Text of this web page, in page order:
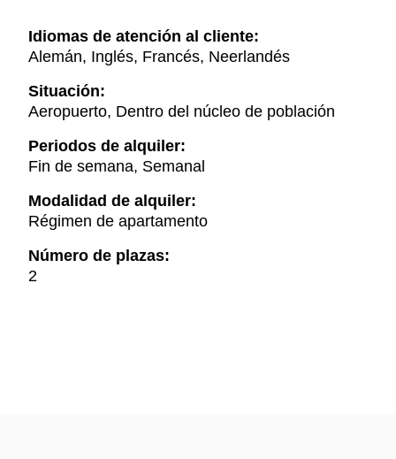
Idiomas de atención al cliente:
Alemán, Inglés, Francés, Neerlandés
Situación:
Aeropuerto, Dentro del núcleo de población
Periodos de alquiler:
Fin de semana, Semanal
Modalidad de alquiler:
Régimen de apartamento
Número de plazas:
2